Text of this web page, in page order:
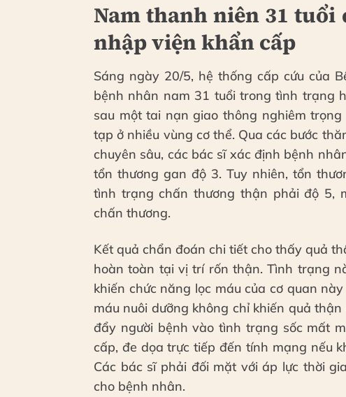
Nam thanh niên 31
nhập viện khẩn cấp
Sáng ngày 20/5, hệ thống cấp cứu của
bệnh nhân nam 31 tuổi trong tình trạng
sau một tai nạn giao thông nghiêm
tạp ở nhiều vùng cơ thể. Qua các bước
chuyên sâu, các bác sĩ xác định bệnh
tổn thương gan độ 3. Tuy nhiên, tổn
tình trạng chấn thương thận phải độ 5,
chấn thương.
Kết quả chẩn đoán chi tiết cho thấy quả
hoàn toàn tại vị trí rốn thận. Tình trạng
khiến chức năng lọc máu của cơ quan
máu nuôi dưỡng không chỉ khiến quả
đẩy người bệnh vào tình trạng sốc mất
cấp, đe dọa trực tiếp đến tính mạng nếu
Các bác sĩ phải đối mặt với áp lực thời
cho bệnh nhân.